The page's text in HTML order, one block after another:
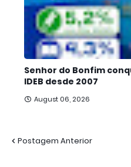
Senhor do Bonfim
IDEB desde 2007
August 06, 2026
Postagem Anterior